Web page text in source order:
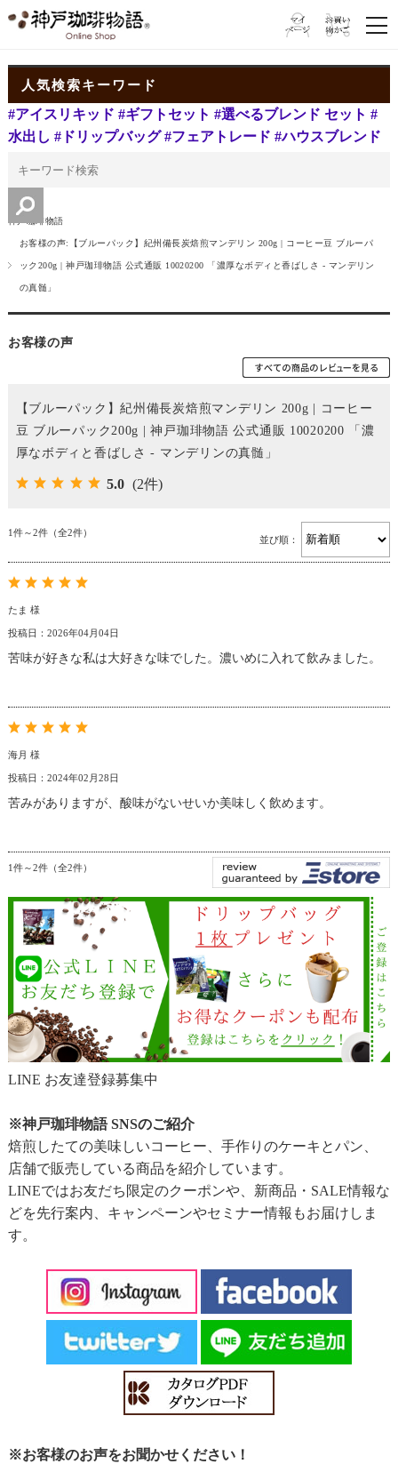
人気検索キーワード
#アイスリキッド #ギフトセット #選べるブレンド セット #
水出し #ドリップバッグ #フェアトレード #ハウスブレンド
神戸珈琲物語
お客様の声:【ブルーパック】紀州備長炭焙煎マンデリン 200g | コーヒー豆 ブルーパ
ック200g | 神戸珈琲物語 公式通販 10020200 「濃厚なボディと香ばしさ - マンデリン
の真髄」
お客様の声
【ブルーパック】紀州備長炭焙煎マンデリン 200g | コーヒー
豆 ブルーパック200g | 神戸珈琲物語 公式通販 10020200 「濃
厚なボディと香ばしさ - マンデリンの真髄」
5.0 (2件)
1件～2件（全2件）
並び順：
たま 様
投稿日：2026年04月04日
苦味が好きな私は大好きな味でした。濃いめに入れて飲みました。
海月 様
投稿日：2024年02月28日
苦みがありますが、酸味がないせいか美味しく飲めます。
1件～2件（全2件）
LINE お友達登録募集中
※神戸珈琲物語 SNSのご紹介
焙煎したての美味しいコーヒー、手作りのケーキとパン、
店舗で販売している商品を紹介しています。
LINEではお友だち限定のクーポンや、新商品・SALE情報な
どを先行案内、キャンペーンやセミナー情報もお届けしま
す。
※お客様のお声をお聞かせください！